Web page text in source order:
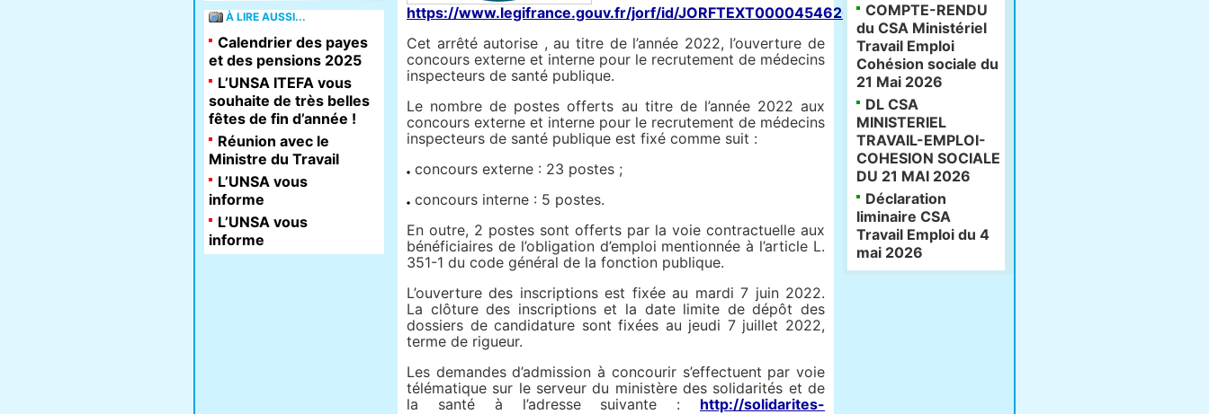
https://www.legifrance.gouv.fr/jorf/id/JORFTEXT000045462682
Cet arrêté autorise , au titre de l’année 2022, l’ouverture de
concours externe et interne pour le recrutement de médecins
inspecteurs de santé publique.
Le nombre de postes offerts au titre de l’année 2022 aux
concours externe et interne pour le recrutement de médecins
inspecteurs de santé publique est fixé comme suit :
concours externe : 23 postes ;
concours interne : 5 postes.
En outre, 2 postes sont offerts par la voie contractuelle aux
bénéficiaires de l’obligation d’emploi mentionnée à l’article L.
351-1 du code général de la fonction publique.
L’ouverture des inscriptions est fixée au mardi 7 juin 2022.
La clôture des inscriptions et la date limite de dépôt des
dossiers de candidature sont fixées au jeudi 7 juillet 2022,
terme de rigueur.
Les demandes d’admission à concourir s’effectuent par voie
télématique sur le serveur du ministère des solidarités et de
la santé à l’adresse suivante : http://solidarites-
À LIRE AUSSI...
Calendrier des payes
et des pensions 2025
L’UNSA ITEFA vous
souhaite de très belles
fêtes de fin d’année !
Réunion avec le
Ministre du Travail
L’UNSA vous
informe
L’UNSA vous
informe
COMPTE-RENDU
du CSA Ministériel
Travail Emploi
Cohésion sociale du
21 Mai 2026
DL CSA
MINISTERIEL
TRAVAIL-EMPLOI-
COHESION SOCIALE
DU 21 MAI 2026
Déclaration
liminaire CSA
Travail Emploi du 4
mai 2026